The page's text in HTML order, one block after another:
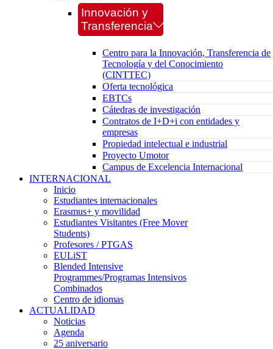
Innovación y
Transferencia
Centro para la Innovación, Transferencia de
Tecnología y del Conocimiento
(CINTTEC)
Oferta tecnológica
EBTCs
Cátedras de investigación
Contratos de I+D+i con entidades y
empresas
Propiedad intelectual e industrial
Proyecto Umotor
Campus de Excelencia Internacional
INTERNACIONAL
Inicio
Estudiantes internacionales
Erasmus+ y movilidad
Estudiantes Visitantes (Free Mover
Students)
Profesores / PTGAS
EULiST
Blended Intensive
Programmes/Programas Intensivos
Combinados
Centro de idiomas
ACTUALIDAD
Noticias
Agenda
25 aniversario